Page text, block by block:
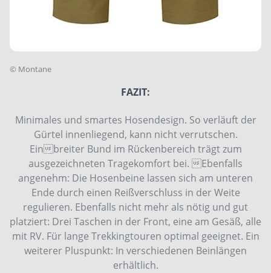
© Montane
FAZIT:
Minimales und smartes Hosendesign. So verläuft der
Gürtel innenliegend, kann nicht verrutschen.
Einbreiter Bund im Rückenbereich trägt zum
ausgezeichneten Tragekomfort bei. Ebenfalls
angenehm: Die Hosenbeine lassen sich am unteren
Ende durch einen Reißverschluss in der Weite
regulieren. Ebenfalls nicht mehr als nötig und gut
platziert: Drei Taschen in der Front, eine am Gesäß, alle
mit RV. Für lange Trekkingtouren optimal geeignet. Ein
weiterer Pluspunkt: In verschiedenen Beinlängen
erhältlich.